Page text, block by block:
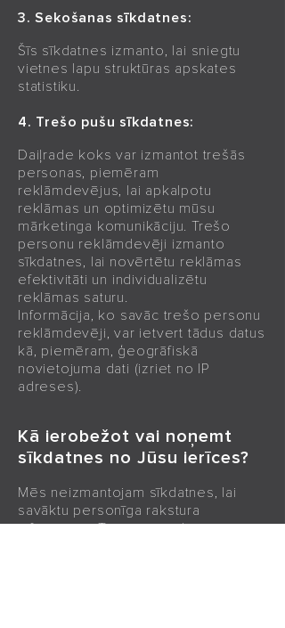
3. Sekošanas sīkdatnes:
Šīs sīkdatnes izmanto, lai sniegtu
vietnes lapu struktūras apskates
statistiku.
4. Trešo pušu sīkdatnes:
Daiļrade koks var izmantot trešās
personas, piemēram
reklāmdevējus, lai apkalpotu
reklāmas un optimizētu mūsu
mārketinga komunikāciju. Trešo
personu reklāmdevēji izmanto
sīkdatnes, lai novērtētu reklāmas
efektivitāti un individualizētu
reklāmas saturu.
Informācija, ko savāc trešo personu
reklāmdevēji, var ietvert tādus datus
kā, piemēram, ģeogrāfiskā
novietojuma dati (izriet no IP
adreses).
Kā ierobežot vai noņemt
sīkdatnes no Jūsu ierīces?
Mēs neizmantojam sīkdatnes, lai
savāktu personīga rakstura
informāciju. Tomēr, ja vēlaties